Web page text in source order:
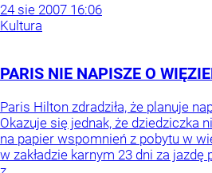
24 sie 2007 16:06
Kultura
PARIS NIE NAPISZE O
Paris Hilton zdradziła, że planuje
Okazuje się jednak, że dziedziczka
na papier wspomnień z pobytu w
w zakładzie karnym 23 dni za jazdę